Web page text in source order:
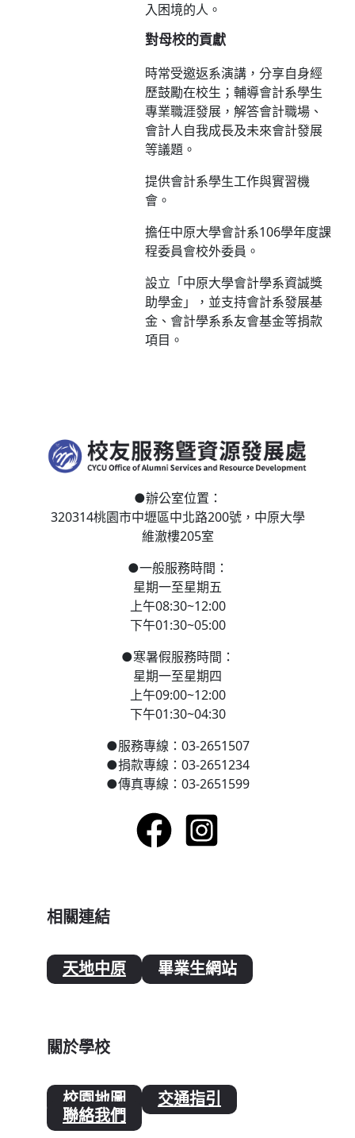
入困境的人。
對母校的貢獻
時常受邀返系演講，分享自身經
歷鼓勵在校生；輔導會計系學生
專業職涯發展，解答會計職場、
會計人自我成長及未來會計發展
等議題。
提供會計系學生工作與實習機
會。
擔任中原大學會計系106學年度課
程委員會校外委員。
設立「中原大學會計學系資誠獎
助學金」，並支持會計系發展基
金、會計學系系友會基金等捐款
項目。
●辦公室位置：
320314桃園市中壢區中北路200號， 中原大學
維澈樓205室
●一般服務時間：
星期一至星期五
上午08:30~12:00
下午01:30~05:00
●寒暑假服務時間：
星期一至星期四
上午09:00~12:00
下午01:30~04:30
●服務專線：03-2651507
●捐款專線：03-2651234
●傳真專線：03-2651599
相關連結
天地中原 畢業生網站
關於學校
校園地圖 交通指引
聯絡我們